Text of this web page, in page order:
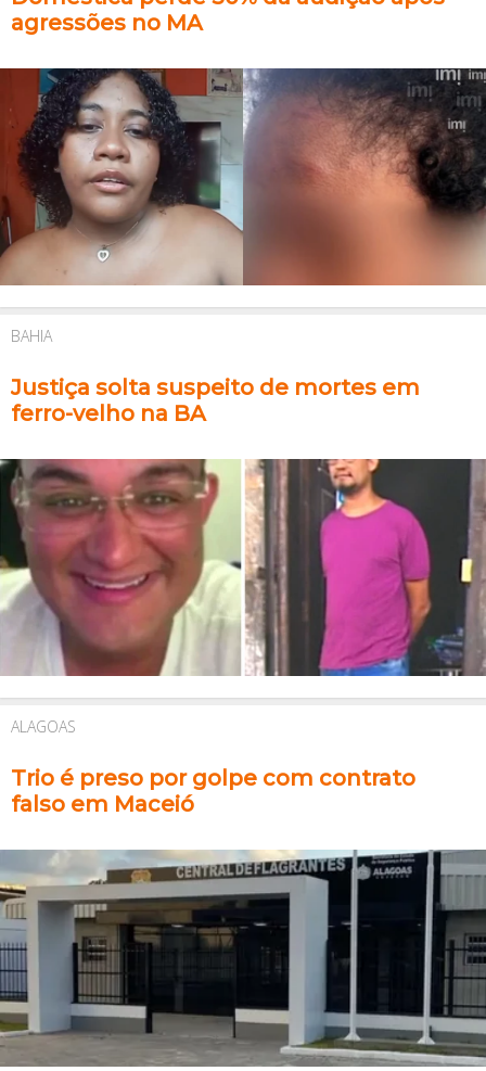
agressões no MA
BAHIA
Justiça solta suspeito de mortes em
ferro-velho na BA
ALAGOAS
Trio é preso por golpe com contrato
falso em Maceió